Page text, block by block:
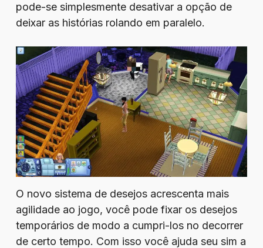
pode-se simplesmente desativar a opção de
deixar as histórias rolando em paralelo.
O novo sistema de desejos acrescenta mais
agilidade ao jogo, você pode fixar os desejos
temporários de modo a cumpri-los no decorrer
de certo tempo. Com isso você ajuda seu sim a